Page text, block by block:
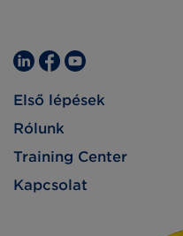
Első lépések
Rólunk
Training Center
Kapcsolat